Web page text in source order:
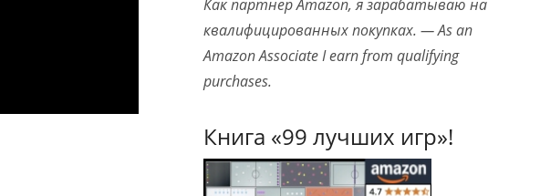
Как партнер Amazon, я зарабатываю на
квалифицированных покупках. — As an
Amazon Associate I earn from qualifying
purchases.
Книга «99 лучших игр»!